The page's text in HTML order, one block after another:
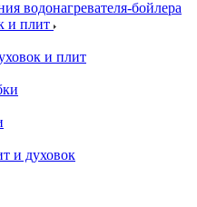
водонагревателя-бойлера
и плит
и плит
и духовок